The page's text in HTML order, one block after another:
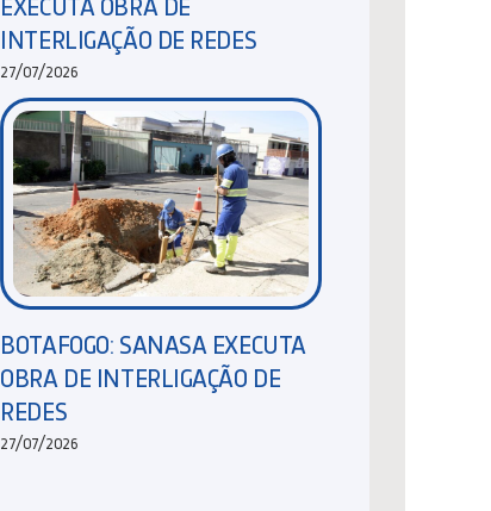
INTERLIGAÇÃO DE REDES
27/07/2026
BOTAFOGO: SANASA EXECUTA
OBRA DE INTERLIGAÇÃO DE
REDES
27/07/2026